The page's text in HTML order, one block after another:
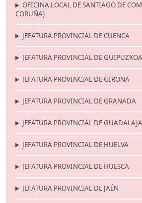
OFICINA LOCAL DE SANTIAGO DE
CORUÑA)
JEFATURA PROVINCIAL DE CUENCA
JEFATURA PROVINCIAL DE GUIPUZKOA
JEFATURA PROVINCIAL DE GIRONA
JEFATURA PROVINCIAL DE GRANADA
JEFATURA PROVINCIAL DE
JEFATURA PROVINCIAL DE HUELVA
JEFATURA PROVINCIAL DE HUESCA
JEFATURA PROVINCIAL DE JAÉN